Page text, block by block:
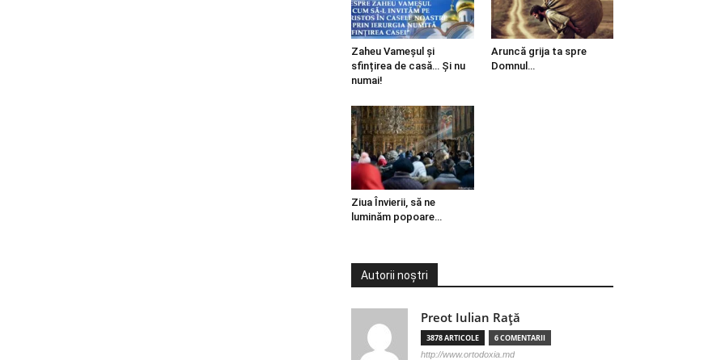
Zaheu Vameșul și
sfințirea de casă… Și nu
numai!
Aruncă grija ta spre
Domnul…
Ziua Învierii, să ne
luminăm popoare…
Autorii noștri
Preot Iulian Raţă
3878 ARTICOLE 6 COMENTARII
http://www.ortodoxia.md